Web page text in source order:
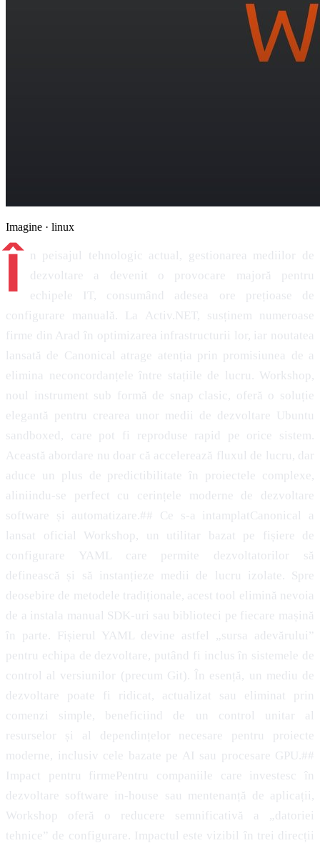
Imagine · linux
Î
n peisajul tehnologic actual, gestionarea mediilor de
dezvoltare a devenit o provocare majoră pentru
echipele IT, consumând adesea ore prețioase de
configurare manuală. La Activ.NET, susținem numeroase
firme din Arad în optimizarea infrastructurii lor, iar noutatea
lansată de Canonical atrage atenția prin promisiunea de a
elimina neconcordanțele între stațiile de lucru. Workshop,
noul instrument sub formă de snap clasic, oferă o soluție
elegantă pentru crearea unor medii de dezvoltare Ubuntu
sandboxed, care pot fi reproduse rapid pe orice sistem.
Această abordare nu doar că accelerează fluxul de lucru, dar
aduce un plus de predictibilitate în proiectele complexe,
aliniindu-se perfect cu cerințele moderne de dezvoltare
software și automatizare.## Ce s-a intamplatCanonical a
lansat oficial Workshop, un utilitar bazat pe fișiere de
configurare YAML care permite dezvoltatorilor să
definească și să instanțieze medii de lucru izolate. Spre
deosebire de metodele tradiționale, acest tool elimină nevoia
de a instala manual SDK-uri sau biblioteci pe fiecare mașină
în parte. Fișierul YAML devine astfel „sursa adevărului”
pentru echipa de dezvoltare, putând fi inclus în sistemele de
control al versiunilor (precum Git). În esență, un mediu de
dezvoltare poate fi ridicat, actualizat sau eliminat prin
comenzi simple, beneficiind de un control unitar al
resurselor și al dependințelor necesare pentru proiecte
moderne, inclusiv cele bazate pe AI sau procesare GPU.##
Impact pentru firmePentru companiile care investesc în
dezvoltare software in-house sau mentenanță de aplicații,
Workshop oferă o reducere semnificativă a „datoriei
tehnice” de configurare. Impactul este vizibil în trei direcții